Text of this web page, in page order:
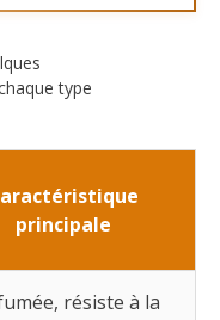
type
principale
résiste à la